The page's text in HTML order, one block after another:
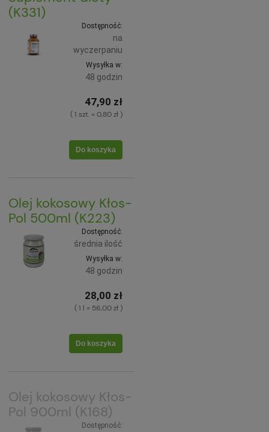
(K331)
Dostępność:
na
wyczerpaniu
Wysyłka w:
48 godzin
47,90 zł
( 1 szt. = 0,80 zł )
Do koszyka
Olej kokosowy Kłos-
Pol 500ml (K223)
Dostępność:
średnia ilość
Wysyłka w:
48 godzin
28,00 zł
( 1 l = 56,00 zł )
Do koszyka
Olej kokosowy Kłos-
Pol 900ml (K168)
Dostępność: